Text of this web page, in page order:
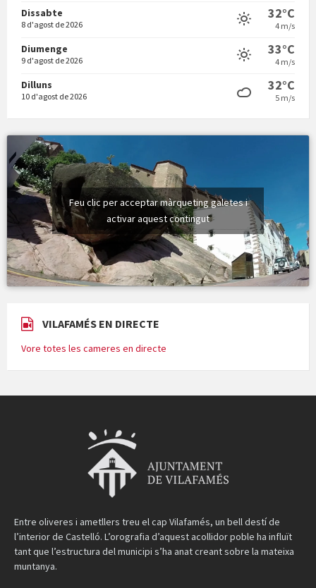
Vermuts a la Font. Hit parit
Dissabte
8 d'agost de 2026
32°C
4 m/s
Diumenge
9 d'agost de 2026
33°C
4 m/s
Dilluns
10 d'agost de 2026
32°C
5 m/s
Feu clic per acceptar màrqueting galetes i
activar aquest contingut
VILAFAMÉS EN DIRECTE
Vore totes les cameres en directe
Entre oliveres i ametllers treu el cap Vilafamés, un bell destí de
l’interior de Castelló. L’orografia d’aquest acollidor poble ha influït
tant que l’estructura del municipi s’ha anat creant sobre la mateixa
muntanya.